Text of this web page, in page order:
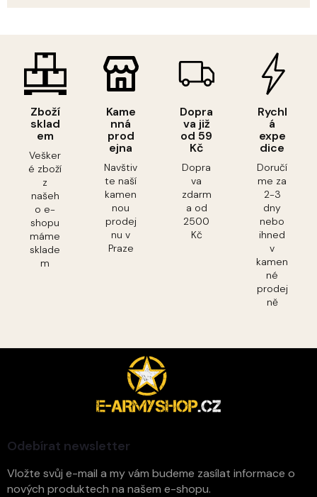
Zboží
sklad
em
Vešker
é zboží
z
našeh
o e-
shopu
máme
sklade
m
Kame
nná
prod
ejna
Navštiv
te naší
kamen
nou
prodej
nu v
Praze
Dopra
va již
od 59
Kč
Dopra
va
zdarm
a od
2500
Kč
Rychl
á
expe
dice
Doručí
me za
2-3
dny
nebo
ihned
v
kamen
né
prodej
ně
Odebírat newsletter
Vložte svůj e-mail a my vám budeme zasílat informace o
nových produktech na našem e-shopu.